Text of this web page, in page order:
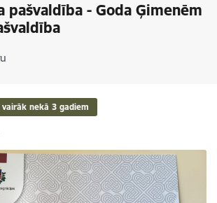
pašvaldība - Goda Ģimenēm
nekā 3 gadiem